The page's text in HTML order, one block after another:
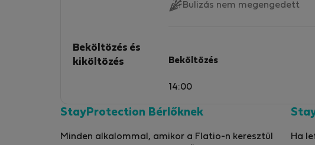
Bulizás nem megengedett
Beköltözés és
kiköltözés
Beköltözés
14:00
StayProtection Bérlőknek
Minden alkalommal, amikor a Flatio-n keresztül
Ha